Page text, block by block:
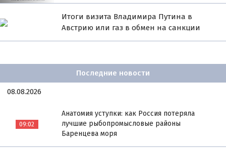
Итоги визита Владимира Путина в
Австрию или газ в обмен на санкции
Последние новости
08.08.2026
09:02
Анатомия уступки: как Россия потеряла
лучшие рыбопромысловые районы
Баренцева моря